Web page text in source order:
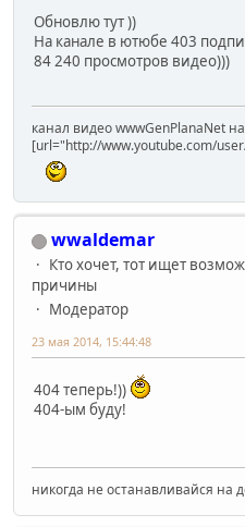
Обновлю тут ))
На канале в ютюбе 403
84 240 просмотров видео)))
канал видео wwwGenPlanaNet на
[url="http://www.youtube.com/
wwaldemar
Кто хочет, тот ищет
причины
Модератор
23 мая 2014, 15:44:48
404 теперь!))
404-ым буду!
никогда не останавливайся на